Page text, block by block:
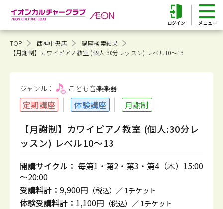
ログイン
TOP 西神中央店
講座検索結果
【月謝制】カワイピアノ教室 (個人:30分レッスン) レベル10～13
ジャンル： こども音楽楽器
定期講座 体験講座 月謝制
【月謝制】カワイピアノ教室 (個人:30分レ
ッスン) レベル10～13
開講サイクル： 毎第1・第2・第3・第4（木）15:00
～20:00
受講料計： 9,900円 （税込）／ 1チケット
体験受講料計： 1,100円 （税込）／ 1チケット